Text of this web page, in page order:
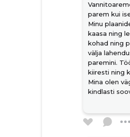
konsultatsioon
valgustite
elektrijuhtmestiku
kaablite vedamine
elektrisüsteemi
võrguühenduse
renoveerimine
parem kui
Minu
kaasa ning
kohad ning
välja
paremini.
kiiresti ning
Mina olen
kindlasti